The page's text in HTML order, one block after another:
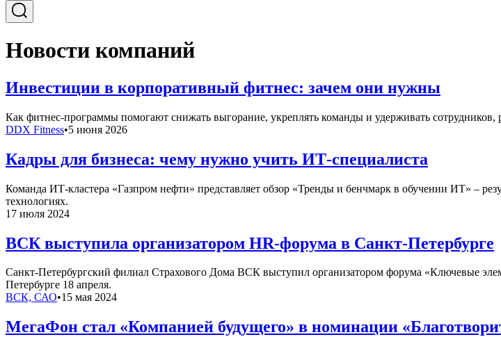
Новости компаний
Инвестиции в корпоративный фитнес: зачем они нужны
Как фитнес-программы помогают снижать выгорание, укреплять команды и удерживать
DDX Fitness•5 июня 2026
Кадры для бизнеса: чему нужно учить ИТ-специалиста
Команда ИТ-кластера «Газпром нефти» представляет обзор «Тренды и бенчмарк в обучении ИТ» –
технологиях.
17 июля 2024
ВСК выступила организатором HR-форума в Санкт-Петербурге
Санкт-Петербургский филиал Страхового Дома ВСК выступил организатором форума «Ключевые
Петербурге 18 апреля.
ВСК, САО•15 мая 2024
МегаФон стал «Компанией будущего» в номинации